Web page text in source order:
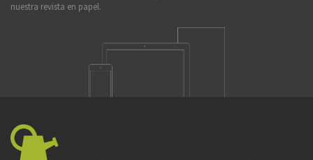
nuestra revista en papel.